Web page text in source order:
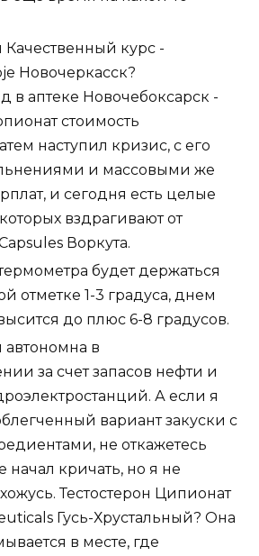
Качественный курс -
Новочеркасск?
в аптеке Новочебоксарск -
стоимость
наступил кризис, с его
и массовыми же
и сегодня есть целые
вздрагивают от
Воркута.
будет держаться
отметке 1-3 градуса, днем
до плюс 6-8 градусов.
в
за счет запасов нефти и
А если я
вариант закуски с
не откажетесь
начал кричать, но я не
Тестостерон Ципионат
Гусь-Хрустальный? Она
в месте, где